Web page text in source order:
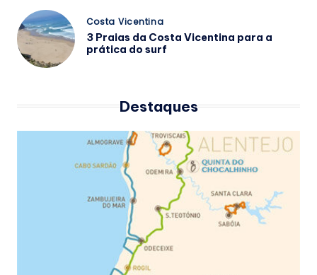
g
a
l
Posted
in
Costa Vicentina
3 Praias da Costa Vicentina para a
prática do surf
Destaques